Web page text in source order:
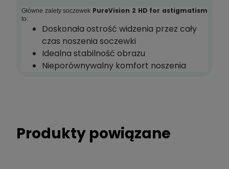
Główne zalety soczewek PureVision 2 HD for astigmatism
to:
Doskonała ostrość widzenia przez cały
czas noszenia soczewki
Idealna stabilność obrazu
Nieporównywalny komfort noszenia
Produkty powiązane